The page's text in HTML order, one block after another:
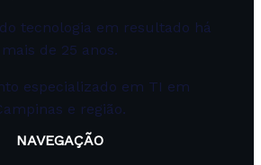
tecnologia em resultado há
mais de 25 anos.
especializado em TI em
e região.
NAVEGAÇÃO